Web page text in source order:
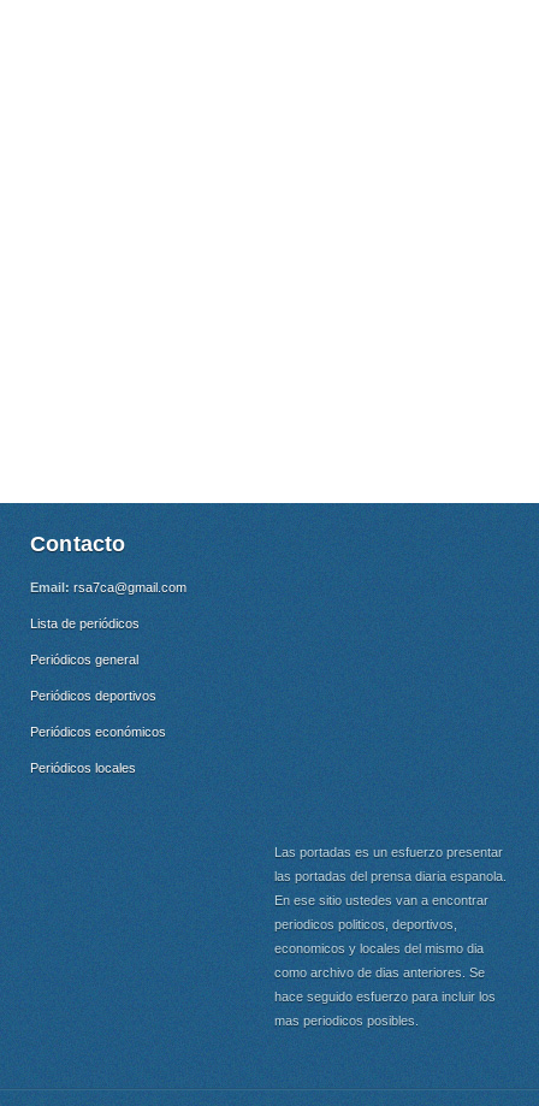
Contacto
Email: rsa7ca@gmail.com
Lista de periódicos
Periódicos general
Periódicos deportivos
Periódicos económicos
Periódicos locales
Las portadas es un esfuerzo presentar
las portadas del prensa diaria espanola.
En ese sitio ustedes van a encontrar
periodicos politicos, deportivos,
economicos y locales del mismo dia
como archivo de dias anteriores. Se
hace seguido esfuerzo para incluir los
mas periodicos posibles.